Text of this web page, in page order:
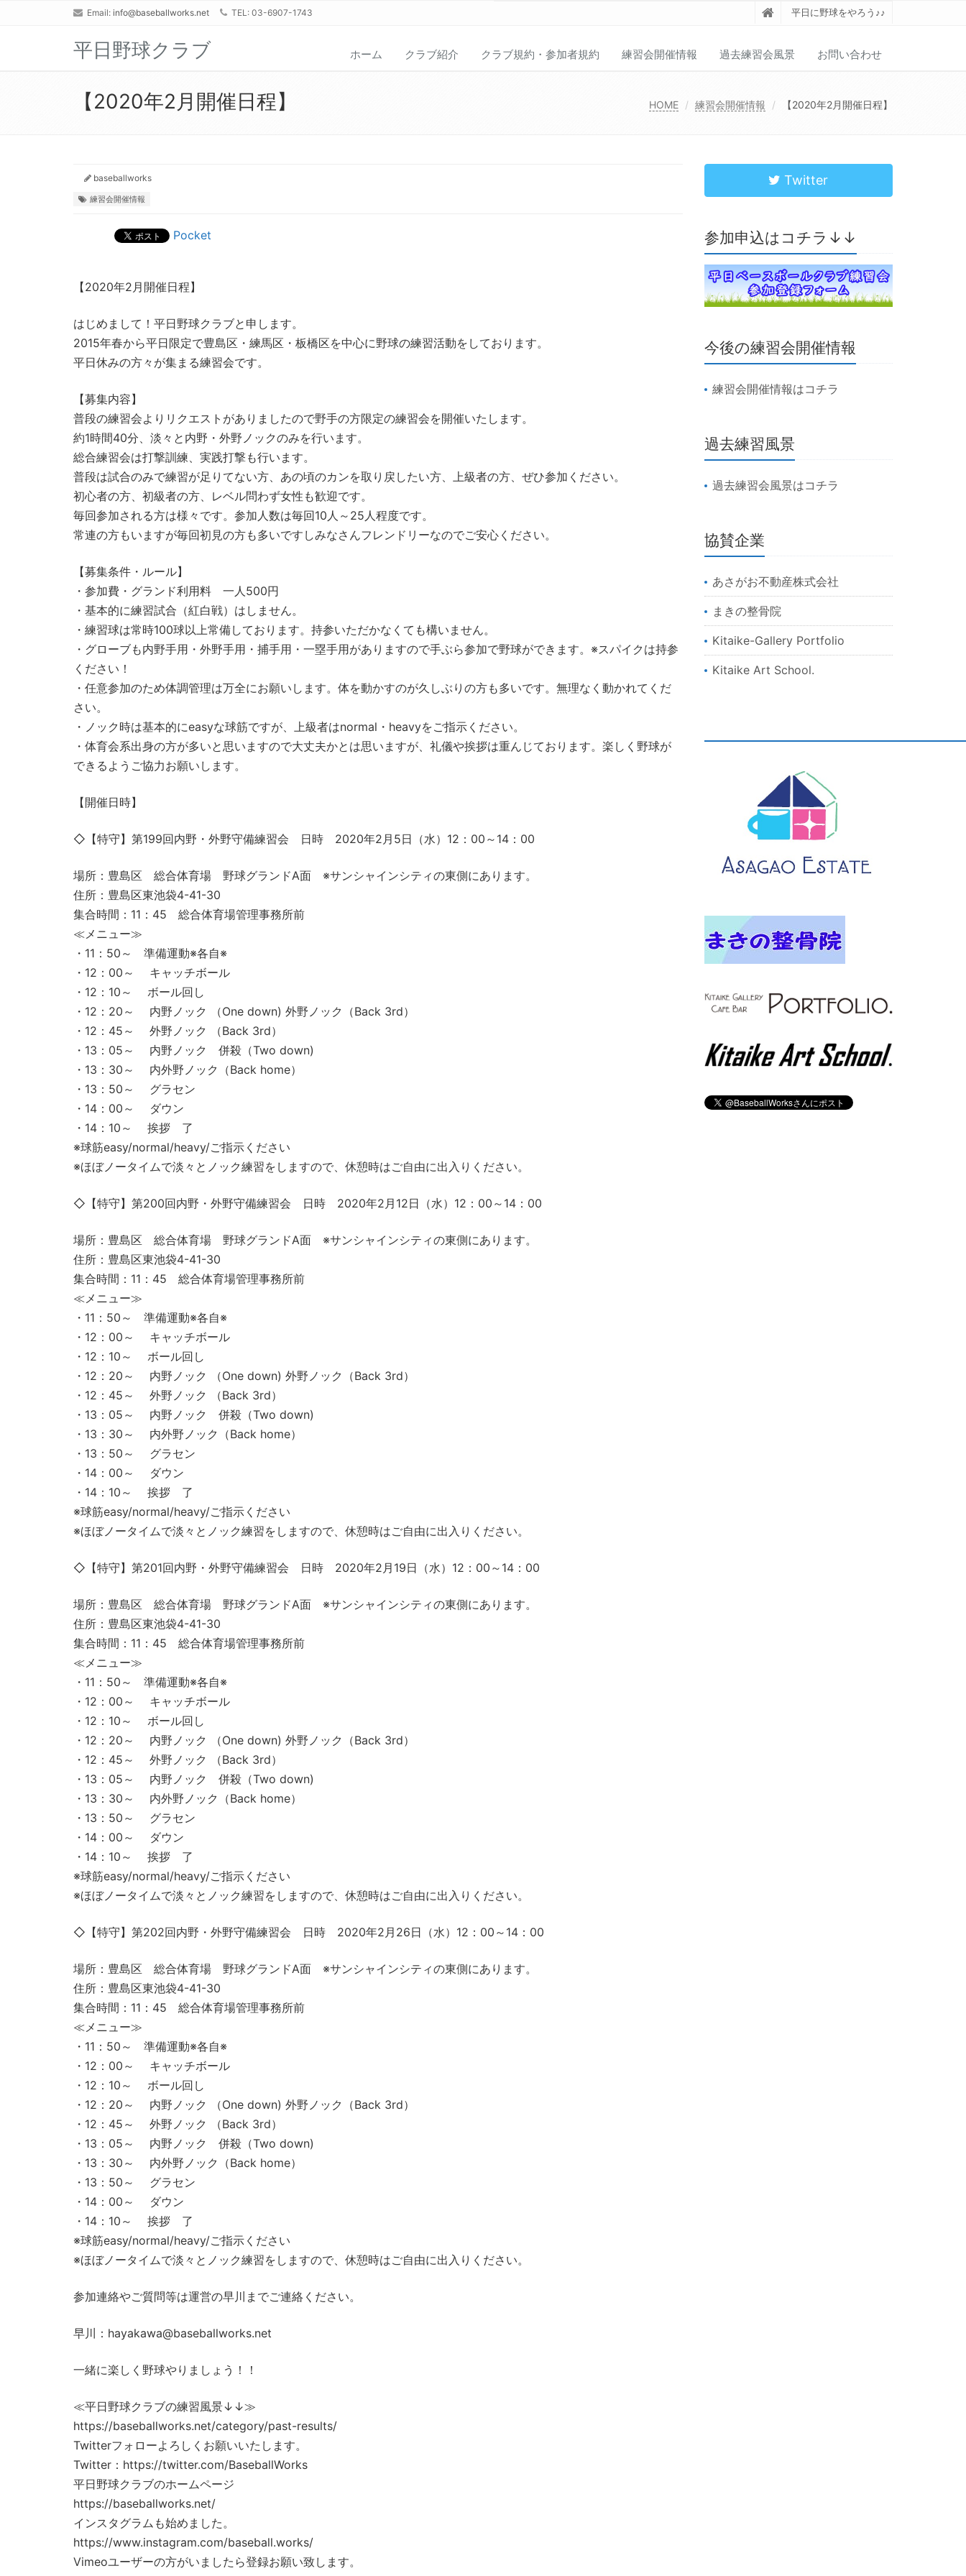
Email: info@baseballworks.net TEL: 03-6907-1743 平日に野球をやろう♪♪
平日野球クラブ ホーム クラブ紹介 クラブ規約・参加者規約 練習会開催情報 過去練習会風景 お問い合わせ
【2020年2月開催日程】 HOME 練習会開催情報 【2020年2月開催日程】
baseballworks
練習会開催情報
Pocket
【2020年2月開催日程】
はじめまして！平日野球クラブと申します。
2015年春から平日限定で豊島区・練馬区・板橋区を中心に野球の練習活動をしております。
平日休みの方々が集まる練習会です。
【募集内容】
普段の練習会よりリクエストがありましたので野手の方限定の練習会を開催いたします。
約1時間40分、淡々と内野・外野ノックのみを行います。
総合練習会は打撃訓練、実践打撃も行います。
普段は試合のみで練習が足りてない方、あの頃のカンを取り戻したい方、上級者の方、ぜひ参加ください。
初心者の方、初級者の方、レベル問わず女性も歓迎です。
毎回参加される方は様々です。参加人数は毎回10人～25人程度です。
常連の方もいますが毎回初見の方も多いですしみなさんフレンドリーなのでご安心ください。
【募集条件・ルール】
・参加費・グランド利用料 一人500円
・基本的に練習試合（紅白戦）はしません。
・練習球は常時100球以上常備しております。持参いただかなくても構いません。
・グローブも内野手用・外野手用・捕手用・一塁手用がありますので手ぶら参加で野球ができます。※スパイクは持参
ください！
・任意参加のため体調管理は万全にお願いします。体を動かすのが久しぶりの方も多いです。無理なく動かれてくだ
さい。
・ノック時は基本的にeasyな球筋ですが、上級者はnormal・heavyをご指示ください。
・体育会系出身の方が多いと思いますので大丈夫かとは思いますが、礼儀や挨拶は重んじております。楽しく野球が
できるようご協力お願いします。
【開催日時】
◇【特守】第199回内野・外野守備練習会 日時 2020年2月5日（水）12：00～14：00
場所：豊島区 総合体育場 野球グランドA面 ※サンシャインシティの東側にあります。
住所：豊島区東池袋4-41-30
集合時間：11：45 総合体育場管理事務所前
≪メニュー≫
・11：50～ 準備運動※各自※
・12：00～ キャッチボール
・12：10～ ボール回し
・12：20～ 内野ノック （One down) 外野ノック（Back 3rd）
・12：45～ 外野ノック （Back 3rd）
・13：05～ 内野ノック 併殺（Two down)
・13：30～ 内外野ノック（Back home）
・13：50～ グラセン
・14：00～ ダウン
・14：10～ 挨拶 了
※球筋easy/normal/heavy/ご指示ください
※ほぼノータイムで淡々とノック練習をしますので、休憩時はご自由に出入りください。
◇【特守】第200回内野・外野守備練習会 日時 2020年2月12日（水）12：00～14：00
場所：豊島区 総合体育場 野球グランドA面 ※サンシャインシティの東側にあります。
住所：豊島区東池袋4-41-30
集合時間：11：45 総合体育場管理事務所前
≪メニュー≫
・11：50～ 準備運動※各自※
・12：00～ キャッチボール
・12：10～ ボール回し
・12：20～ 内野ノック （One down) 外野ノック（Back 3rd）
・12：45～ 外野ノック （Back 3rd）
・13：05～ 内野ノック 併殺（Two down)
・13：30～ 内外野ノック（Back home）
・13：50～ グラセン
・14：00～ ダウン
・14：10～ 挨拶 了
※球筋easy/normal/heavy/ご指示ください
※ほぼノータイムで淡々とノック練習をしますので、休憩時はご自由に出入りください。
◇【特守】第201回内野・外野守備練習会 日時 2020年2月19日（水）12：00～14：00
場所：豊島区 総合体育場 野球グランドA面 ※サンシャインシティの東側にあります。
住所：豊島区東池袋4-41-30
集合時間：11：45 総合体育場管理事務所前
≪メニュー≫
・11：50～ 準備運動※各自※
・12：00～ キャッチボール
・12：10～ ボール回し
・12：20～ 内野ノック （One down) 外野ノック（Back 3rd）
・12：45～ 外野ノック （Back 3rd）
・13：05～ 内野ノック 併殺（Two down)
・13：30～ 内外野ノック（Back home）
・13：50～ グラセン
・14：00～ ダウン
・14：10～ 挨拶 了
※球筋easy/normal/heavy/ご指示ください
※ほぼノータイムで淡々とノック練習をしますので、休憩時はご自由に出入りください。
◇【特守】第202回内野・外野守備練習会 日時 2020年2月26日（水）12：00～14：00
場所：豊島区 総合体育場 野球グランドA面 ※サンシャインシティの東側にあります。
住所：豊島区東池袋4-41-30
集合時間：11：45 総合体育場管理事務所前
≪メニュー≫
・11：50～ 準備運動※各自※
・12：00～ キャッチボール
・12：10～ ボール回し
・12：20～ 内野ノック （One down) 外野ノック（Back 3rd）
・12：45～ 外野ノック （Back 3rd）
・13：05～ 内野ノック 併殺（Two down)
・13：30～ 内外野ノック（Back home）
・13：50～ グラセン
・14：00～ ダウン
・14：10～ 挨拶 了
※球筋easy/normal/heavy/ご指示ください
※ほぼノータイムで淡々とノック練習をしますので、休憩時はご自由に出入りください。
参加連絡やご質問等は運営の早川までご連絡ください。
早川：hayakawa@baseballworks.net
一緒に楽しく野球やりましょう！！
≪平日野球クラブの練習風景↓↓≫
https://baseballworks.net/category/past-results/
Twitterフォローよろしくお願いいたします。
Twitter：https://twitter.com/BaseballWorks
平日野球クラブのホームページ
https://baseballworks.net/
インスタグラムも始めました。
https://www.instagram.com/baseball.works/
Vimeoユーザーの方がいましたら登録お願い致します。
Twitter
参加申込はコチラ↓↓
今後の練習会開催情報
練習会開催情報はコチラ
過去練習風景
過去練習会風景はコチラ
協賛企業
あさがお不動産株式会社
まきの整骨院
Kitaike-Gallery Portfolio
Kitaike Art School.